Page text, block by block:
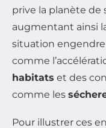
prive la planète
augmentant ainsi
situation
comme
habitats et des
comme les
Pour illustrer ces